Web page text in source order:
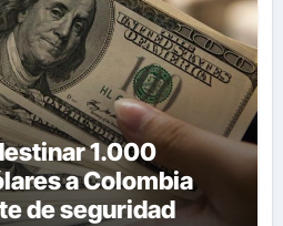
1.000
a Colombia
de seguridad